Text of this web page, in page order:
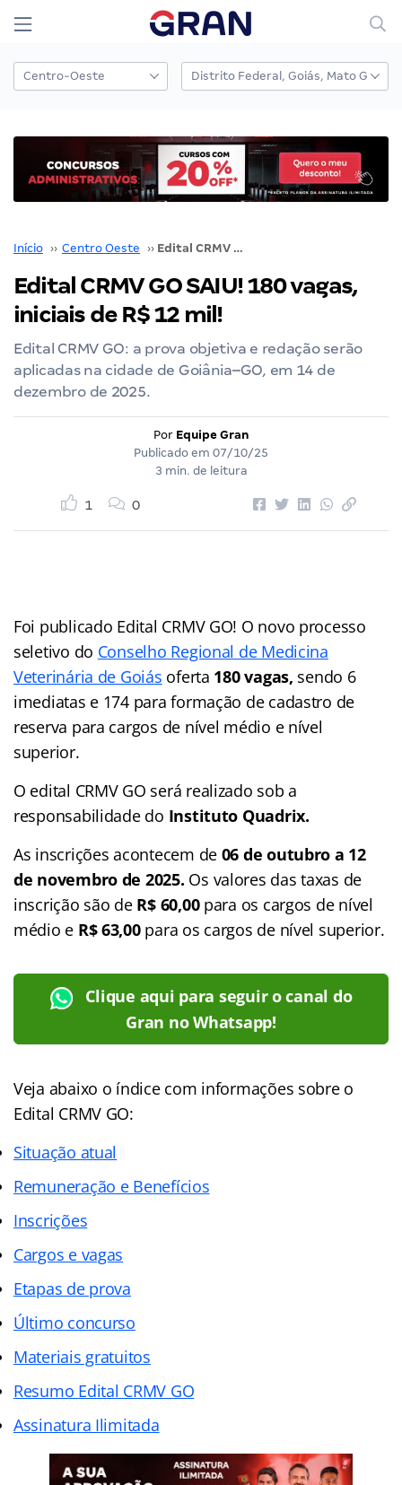
Início ›› Centro Oeste ›› Edital CRMV GO SAIU! 180 vagas, iniciais de R$ 12 mil!
Edital CRMV GO SAIU! 180 vagas,
iniciais de R$ 12 mil!
Edital CRMV GO: a prova objetiva e redação serão
aplicadas na cidade de Goiânia–GO, em 14 de
dezembro de 2025.
Por Equipe Gran
Publicado em 07/10/25
3 min. de leitura
1 0
Foi publicado Edital CRMV GO! O novo processo
seletivo do Conselho Regional de Medicina
Veterinária de Goiás oferta 180 vagas, sendo 6
imediatas e 174 para formação de cadastro de
reserva para cargos de nível médio e nível
superior.
O edital CRMV GO será realizado sob a
responsabilidade do Instituto Quadrix.
As inscrições acontecem de 06 de outubro a 12
de novembro de 2025. Os valores das taxas de
inscrição são deR$ 60,00para os cargos de nível
médio e R$ 63,00para os cargos de nível superior.
Clique aqui para seguir o canal do
Gran no Whatsapp!
Veja abaixo o índicecom informações sobre o
Edital CRMV GO:
Situação atual
Remuneração e Benefícios
Inscrições
Cargos e vagas
Etapas de prova
Último concurso
Materiais gratuitos
Resumo Edital CRMV GO
Assinatura Ilimitada